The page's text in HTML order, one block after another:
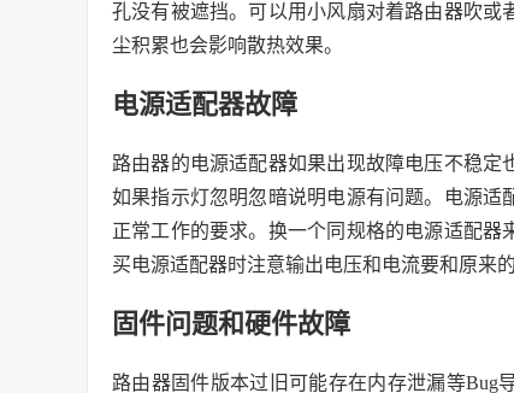
孔没有被遮挡。可以用小风扇对着路由器吹
尘积累也会影响散热效果。
电源适配器故障
路由器的电源适配器如果出现故障电压不稳
如果指示灯忽明忽暗说明电源有问题。电源
正常工作的要求。换一个同规格的电源适配
买电源适配器时注意输出电压和电流要和原来
固件问题和硬件故障
路由器固件版本过旧可能存在内存泄漏等Bug